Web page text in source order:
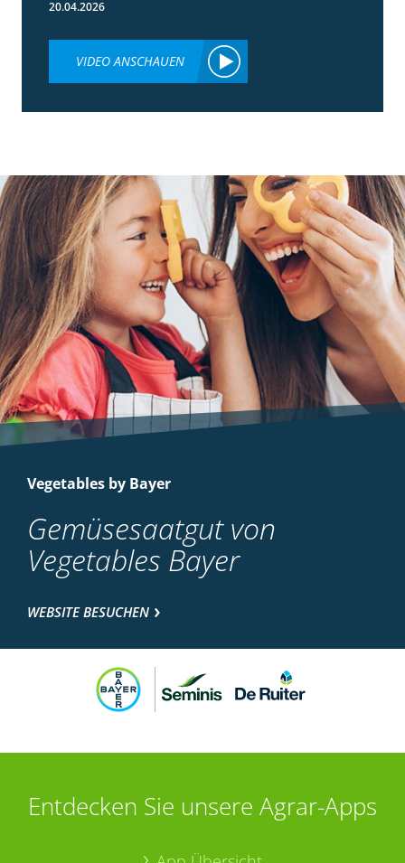
20.04.2026
VIDEO ANSCHAUEN
Vegetables by Bayer
Gemüsesaatgut von
Vegetables Bayer
WEBSITE BESUCHEN
Entdecken Sie unsere Agrar-Apps